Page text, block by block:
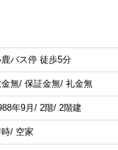
バス停 徒歩5分
無/ 保証金無/ 礼金無
年9月/ 2階/ 2階建
/ 空家